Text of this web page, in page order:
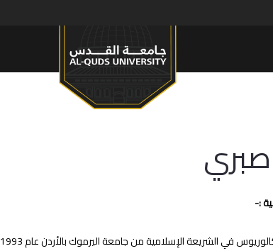
:-
في الشريعة الإسلامية من جامعة اليرموك بالأردن عام 1993م. بتقدير ممتاز .